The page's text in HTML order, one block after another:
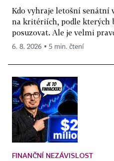
Kdo vyhraje letošní senátní
na kritériích, podle kterých
posuzovat. Ale je velmi
6. 8. 2026 ▪ 5 min. čtení
FINANČNÍ NEZÁVISLOST